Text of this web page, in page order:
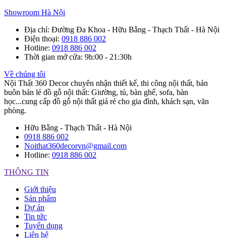
Showroom Hà Nội
Địa chỉ: Đường Đa Khoa - Hữu Bằng - Thạch Thất - Hà Nội
Điện thoại: 0918 886 002
Hotline: 0918 886 002
Thời gian mở cửa: 9h:00 - 21:30h
Về chúng tôi
Nội Thất 360 Decor chuyên nhận thiết kế, thi công nội thất, bán
buôn bán lẻ đồ gỗ nội thất: Giường, tủ, bàn ghế, sofa, bàn
học...cung cấp đồ gỗ nội thất giá rẻ cho gia đình, khách sạn, văn
phòng.
Hữu Bằng - Thạch Thất - Hà Nội
0918 886 002
Noithat360decorvn@gmail.com
Hotline: 0918 886 002
THÔNG TIN
Giới thiệu
Sản phẩm
Dự án
Tin tức
Tuyển dụng
Liên hệ